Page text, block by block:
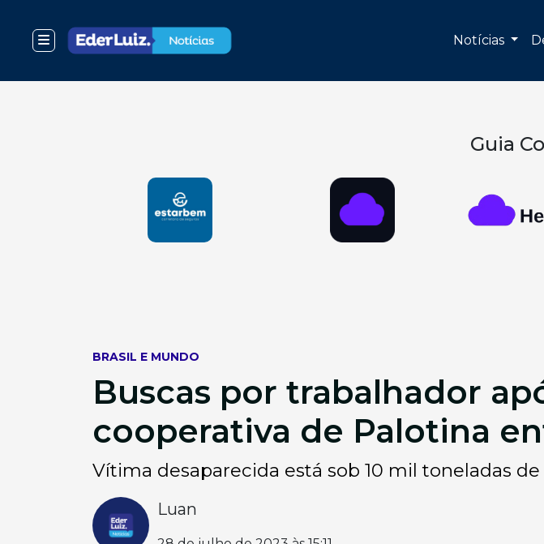
Notícias
Guia
BRASIL E MUNDO
Buscas por trabalhador
cooperativa de Palotina
Vítima desaparecida está sob 10 mil toneladas
Luan